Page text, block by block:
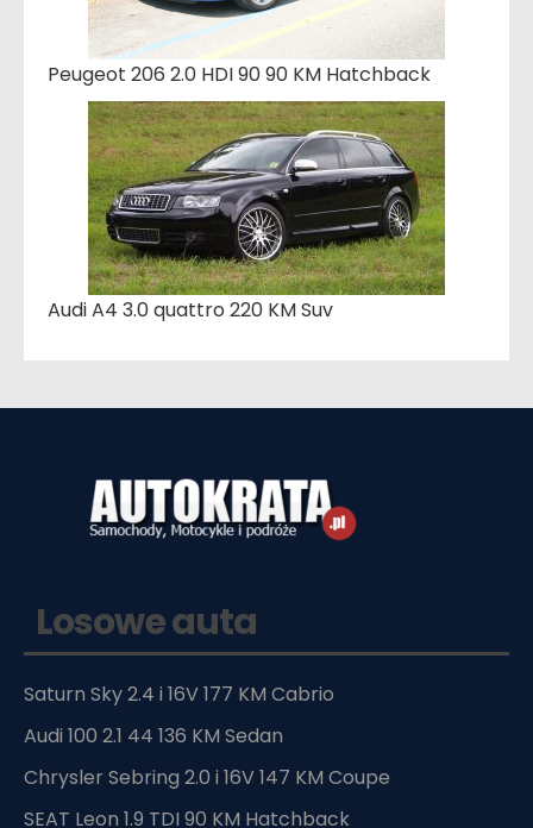
Peugeot 206 2.0 HDI 90 90 KM Hatchback
Audi A4 3.0 quattro 220 KM Suv
Losowe auta
Saturn Sky 2.4 i 16V 177 KM Cabrio
Audi 100 2.1 44 136 KM Sedan
Chrysler Sebring 2.0 i 16V 147 KM Coupe
SEAT Leon 1.9 TDI 90 KM Hatchback